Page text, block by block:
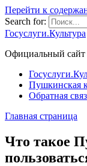
Перейти к
Search for:
Госуслуги.Культура
Официальный сайт
Пушкинская
Обратная
Главная страница
Что такое